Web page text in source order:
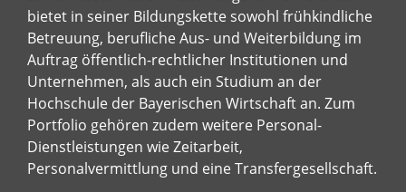
bietet in seiner Bildungskette sowohl frühkindliche
Betreuung, berufliche Aus- und Weiterbildung im
Auftrag öffentlich-rechtlicher Institutionen und
Unternehmen, als auch ein Studium an der
Hochschule der Bayerischen Wirtschaft an. Zum
Portfolio gehören zudem weitere Personal-
Dienstleistungen wie Zeitarbeit,
Personalvermittlung und eine Transfergesellschaft.